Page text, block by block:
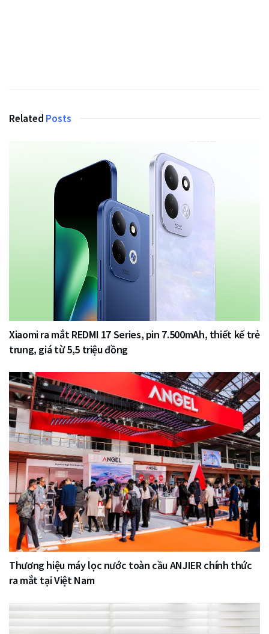
Related Posts
Xiaomi ra mắt REDMI 17 Series, pin 7.500mAh, thiết kế trẻ
trung, giá từ 5,5 triệu đồng
Thương hiệu máy lọc nước toàn cầu ANJIER chính thức
ra mắt tại Việt Nam